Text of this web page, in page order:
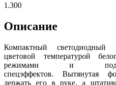
1.300
Описание
Компактный светодиодный
цветовой температурой
режимами и
спецэффектов. Вытянутая
держать его в руке, а